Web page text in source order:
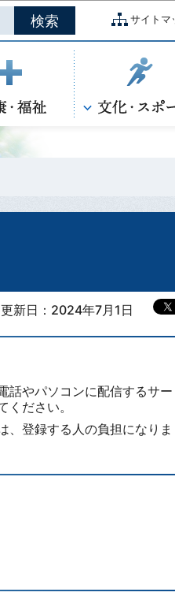
文へ移動
サイトマ
更新日：2024年7月1日
話やパソコンに配信するサ
ださい。
、登録する人の負担になりま